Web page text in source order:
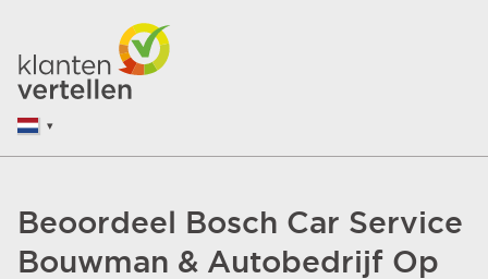
Beoordeel Bosch Car Service
Bouwman & Autobedrijf Op